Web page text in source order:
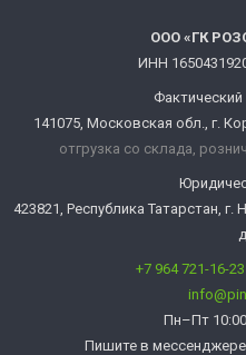
ООО «ГК
ИНН
141075, Московская обл., г.
отгрузка со склада,
423821, Республика Татарстан,
+7 964 721-16-23
Пн–Пт
Пишите в